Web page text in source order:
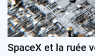
SpaceX et la ruée